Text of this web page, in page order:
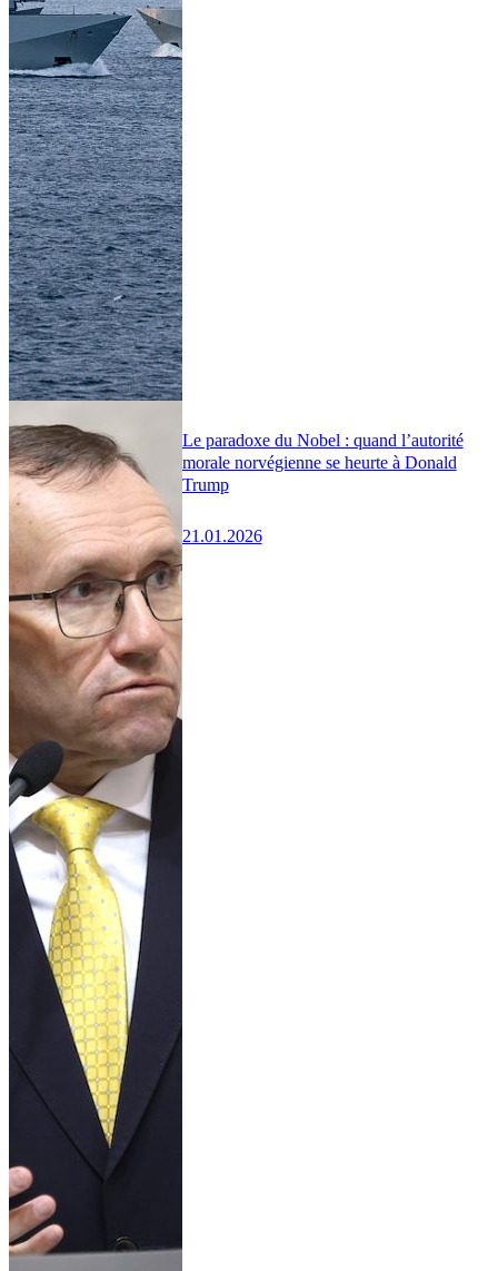
Le paradoxe du Nobel : quand l’autorité
morale norvégienne se heurte à Donald
Trump
21.01.2026